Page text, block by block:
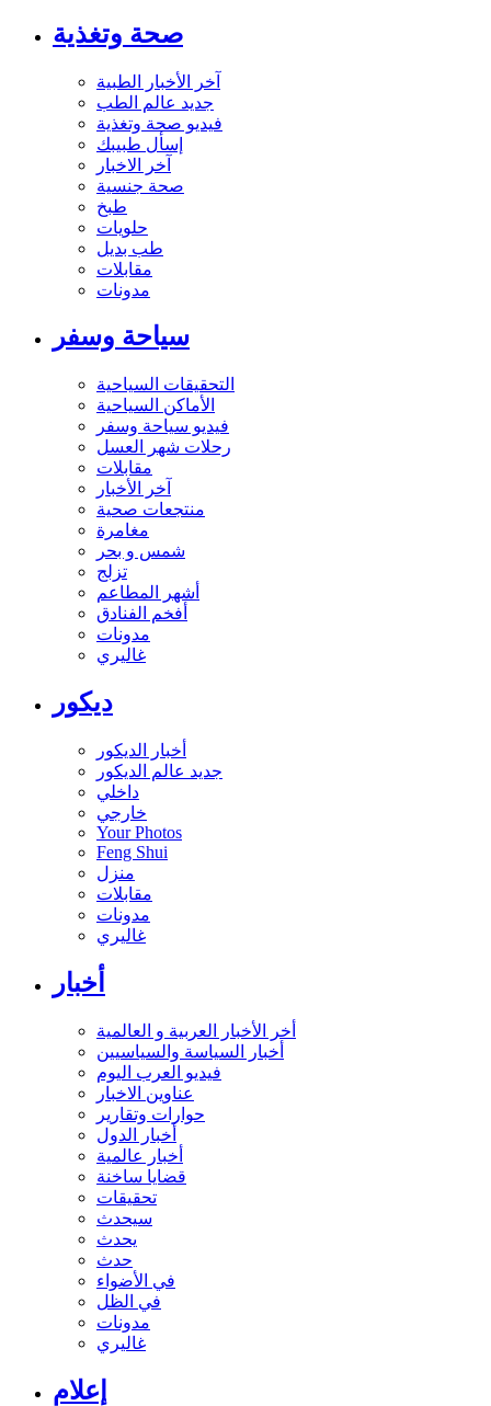
صحة وتغذية
آخر الأخبار الطبية
جديد عالم الطب
فيديو صحة وتغذية
إسأل طبيبك
آخر الاخبار
صحة جنسية
طبخ
حلويات
طب بديل
مقابلات
مدونات
سياحة وسفر
التحقيقات السياحية
الأماكن السياحية
فيديو سياحة وسفر
رحلات شهر العسل
مقابلات
آخر الأخبار
منتجعات صحية
مغامرة
شمس و بحر
تزلج
أشهر المطاعم
أفخم الفنادق
مدونات
غاليري
ديكور
أخبار الديكور
جديد عالم الديكور
داخلي
خارجي
Your Photos
Feng Shui
منزل
مقابلات
مدونات
غاليري
أخبار
أخر الأخبار العربية و العالمية
أخبار السياسة والسياسيين
فيديو العرب اليوم
عناوين الاخبار
حوارات وتقارير
أخبار الدول
أخبار عالمية
قضايا ساخنة
تحقيقات
سيحدث
يحدث
حدث
في الأضواء
في الظل
مدونات
غاليري
إعلام